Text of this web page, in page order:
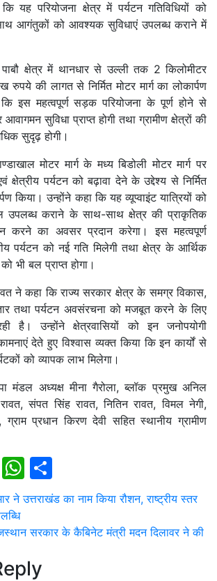
यह परियोजना क्षेत्र में पर्यटन गतिविधियों को
आगंतुकों को आवश्यक सुविधाएं उपलब्ध कराने में
क्षेत्र में थानधार से उल्ली तक 2 किलोमीटर
की लागत से निर्मित मोटर मार्ग का लोकार्पण
इस महत्वपूर्ण सड़क परियोजना के पूर्ण होने से
आवागमन सुविधा प्राप्त होगी तथा ग्रामीण क्षेत्रों की
सुदृढ़ होगी।
मोटर मार्ग के मध्य बिडोली मोटर मार्ग पर
क्षेत्रीय पर्यटन को बढ़ावा देने के उद्देश्य से निर्मित
किया। उन्होंने कहा कि यह व्यूप्वाइंट यात्रियों को
उपलब्ध कराने के साथ-साथ क्षेत्र की प्राकृतिक
करने का अवसर प्रदान करेगा। इस महत्वपूर्ण
पर्यटन को नई गति मिलेगी तथा क्षेत्र के आर्थिक
भी बल प्राप्त होगा।
ने कहा कि राज्य सरकार क्षेत्र के समग्र विकास,
तथा पर्यटन अवसंरचना को मजबूत करने के लिए
है। उन्होंने क्षेत्रवासियों को इन जनोपयोगी
देते हुए विश्वास व्यक्त किया कि इन कार्यों से
को व्यापक लाभ मिलेगा।
मंडल अध्यक्ष मीना गैरोला, ब्लॉक प्रमुख अनिल
संपत सिंह रावत, नितिन रावत, विमल नेगी,
ग्राम प्रधान किरण देवी सहित स्थानीय ग्रामीण
EmailWhatsApp
ने उत्तराखंड का नाम किया रौशन, राष्ट्रीय स्तर
सरकार के कैबिनेट मंत्री मदन दिलावर ने की